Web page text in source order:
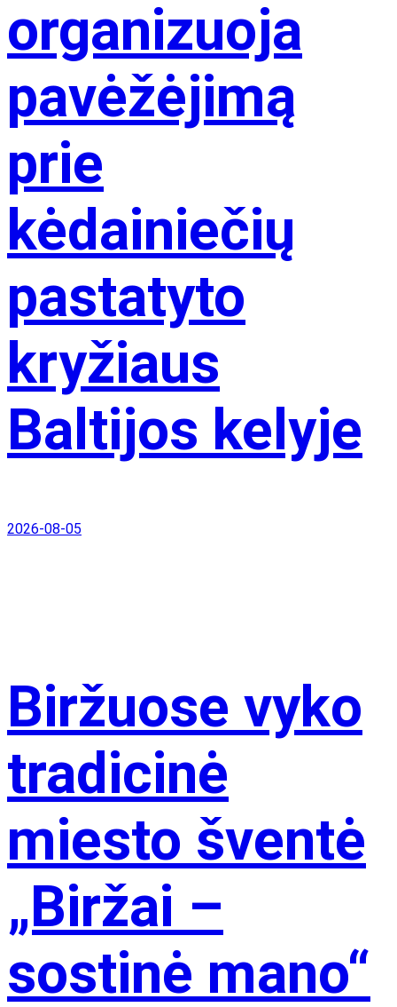
organizuoja
pavėžėjimą
prie
kėdainiečių
pastatyto
kryžiaus
Baltijos kelyje
2026-08-05
Biržuose vyko
tradicinė
miesto šventė
„Biržai –
sostinė mano“